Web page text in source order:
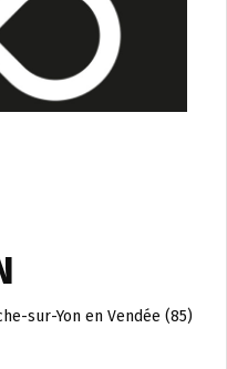
sur-Yon en Vendée (85)